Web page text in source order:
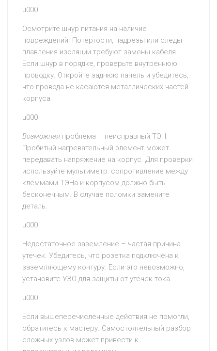
u000
Осмотрите шнур питания на наличие
повреждений. Потертости, надрезы или следы
плавления изоляции требуют замены кабеля.
Если шнур в порядке, проверьте внутреннюю
проводку. Откройте заднюю панель и убедитесь,
что провода не касаются металлических частей
корпуса.
u000
Возможная проблема – неисправный ТЭН.
Пробитый нагревательный элемент может
передавать напряжение на корпус. Для проверки
используйте мультиметр: сопротивление между
клеммами ТЭНа и корпусом должно быть
бесконечным. В случае поломки замените
деталь.
u000
Недостаточное заземление – частая причина
утечек. Убедитесь, что розетка подключена к
заземляющему контуру. Если это невозможно,
установите УЗО для защиты от утечек тока.
u000
Если вышеперечисленные действия не помогли,
обратитесь к мастеру. Самостоятельный разбор
сложных узлов может привести к